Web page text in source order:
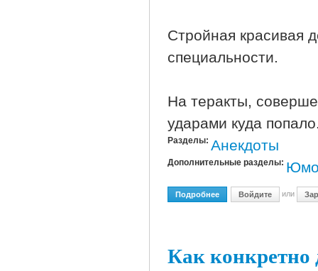
Стройная красивая
специальности.
На теракты,
ударами куда
Разделы: Анекдоты
Дополнительные разделы:
Подробнее О Веселые Объявления
Войдите или
Как